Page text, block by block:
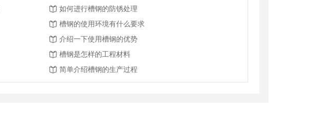
如何进行槽钢的防锈处理
槽钢的使用环境有什么要求
介绍一下使用槽钢的优势
槽钢是怎样的工程材料
简单介绍槽钢的生产过程